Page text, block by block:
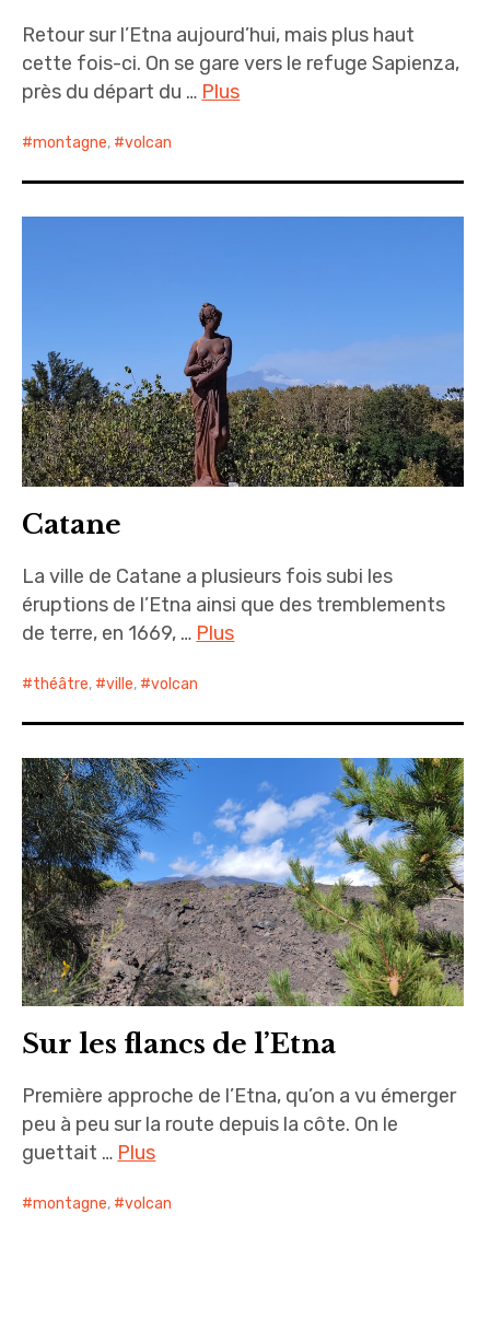
Retour sur l’Etna aujourd’hui, mais plus haut
cette fois-ci. On se gare vers le refuge Sapienza,
près du départ du … Plus
montagne, volcan
Catane
La ville de Catane a plusieurs fois subi les
éruptions de l’Etna ainsi que des tremblements
de terre, en 1669, … Plus
théâtre, ville, volcan
Sur les flancs de l’Etna
Première approche de l’Etna, qu’on a vu émerger
peu à peu sur la route depuis la côte. On le
guettait … Plus
montagne, volcan